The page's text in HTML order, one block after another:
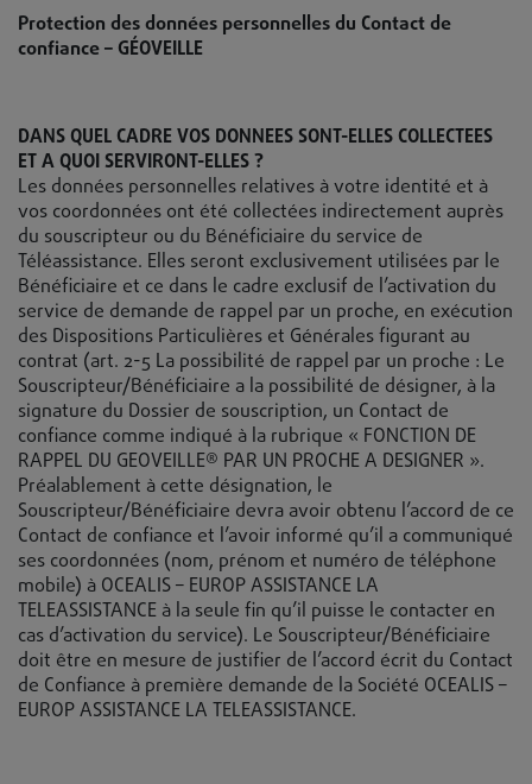
Protection des données personnelles du Contact de
confiance – GÉOVEILLE
DANS QUEL CADRE VOS DONNEES SONT-ELLES COLLECTEES
ET A QUOI SERVIRONT-ELLES ?
Les données personnelles relatives à votre identité et à
vos coordonnées ont été collectées indirectement auprès
du souscripteur ou du Bénéficiaire du service de
Téléassistance. Elles seront exclusivement utilisées par le
Bénéficiaire et ce dans le cadre exclusif de l’activation du
service de demande de rappel par un proche, en exécution
des Dispositions Particulières et Générales figurant au
contrat (art. 2-5 La possibilité de rappel par un proche : Le
Souscripteur/Bénéficiaire a la possibilité de désigner, à la
signature du Dossier de souscription, un Contact de
confiance comme indiqué à la rubrique « FONCTION DE
RAPPEL DU GEOVEILLE® PAR UN PROCHE A DESIGNER ».
Préalablement à cette désignation, le
Souscripteur/Bénéficiaire devra avoir obtenu l’accord de ce
Contact de confiance et l’avoir informé qu’il a communiqué
ses coordonnées (nom, prénom et numéro de téléphone
mobile) à OCEALIS – EUROP ASSISTANCE LA
TELEASSISTANCE à la seule fin qu’il puisse le contacter en
cas d’activation du service). Le Souscripteur/Bénéficiaire
doit être en mesure de justifier de l’accord écrit du Contact
de Confiance à première demande de la Société OCEALIS –
EUROP ASSISTANCE LA TELEASSISTANCE.